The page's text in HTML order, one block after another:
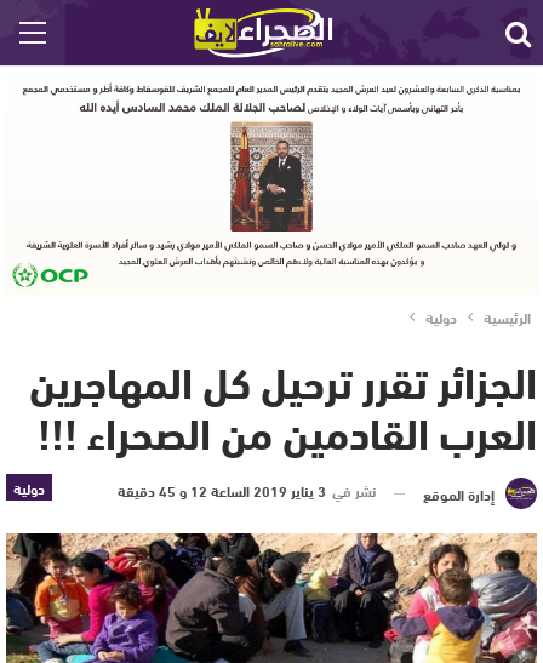
الرئيسية دولية
الجزائر تقرر ترحيل كل المهاجرين
العرب القادمين من الصحراء !!!
دولية إدارة الموقع نشر في 3 يناير 2019 الساعة 12 و 45 دقيقة